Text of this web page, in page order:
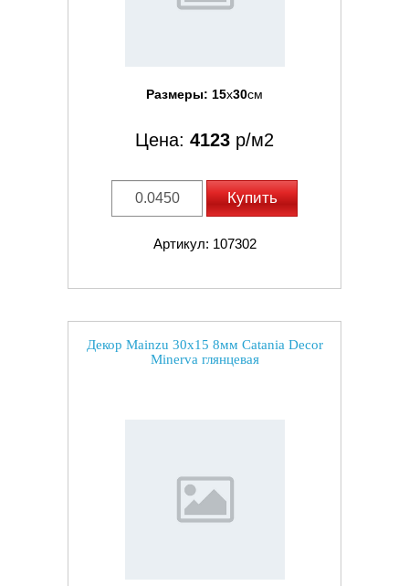
Размеры: 15x30см
Цена: 4123 р/м2
Купить
Артикул: 107302
Декор Mainzu 30x15 8мм Catania Decor
Minerva глянцевая